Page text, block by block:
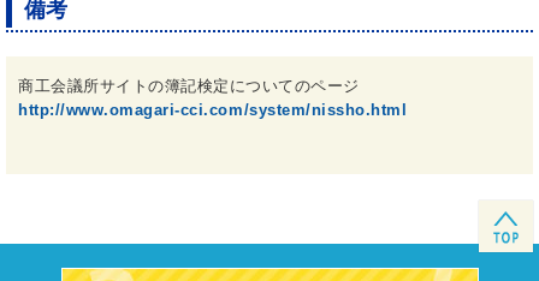
備考
商工会議所サイトの簿記検定についてのページ
http://www.omagari-cci.com/system/nissho.html